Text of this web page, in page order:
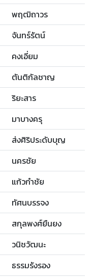
พฤฒิถาวร
จันทร์รัตน์
คงเอี่ยม
ตันติกัลชาญ
ริยะสาร
มาบางครุ
ส่งศิริประดับบุญ
นครชัย
แก้วกำชัย
ทัศนบรรจง
สกุลพงศ์ยืนยง
วนิชวัฒนะ
ธรรมรังรอง